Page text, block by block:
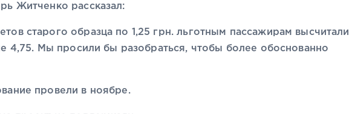
Житченко рассказал:
старого образца по 1,25 грн. льготным пассажирам высчитали
4,75. Мы просили бы разобраться, чтобы более обоснованно
провели в ноябре.